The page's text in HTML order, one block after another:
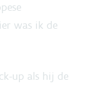
was ik de
up als hij de